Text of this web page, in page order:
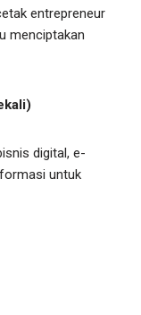
entrepreneur
menciptakan
digital, e-
untuk